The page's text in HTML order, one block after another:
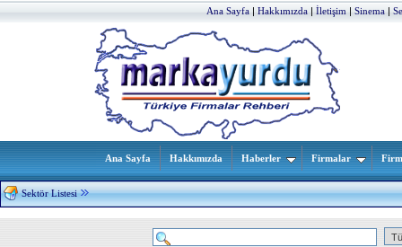
Ana Sayfa|Hakkımızda|İletişim|Sinema|
Ana Sayfa Hakkımızda Haberler Firmalar
Sektör Listesi